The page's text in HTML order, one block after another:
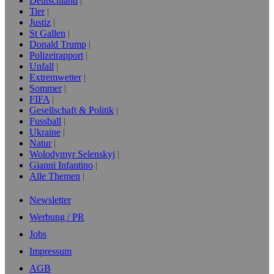
Tier
Justiz
St Gallen
Donald Trump
Polizeirapport
Unfall
Extremwetter
Sommer
FIFA
Gesellschaft & Politik
Fussball
Ukraine
Natur
Wolodymyr Selenskyj
Gianni Infantino
Alle Themen
Newsletter
Werbung / PR
Jobs
Impressum
AGB